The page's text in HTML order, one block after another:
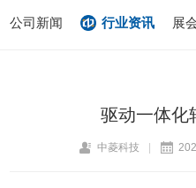
公司新闻 行业资讯 展
驱动一体化
中菱科技 |